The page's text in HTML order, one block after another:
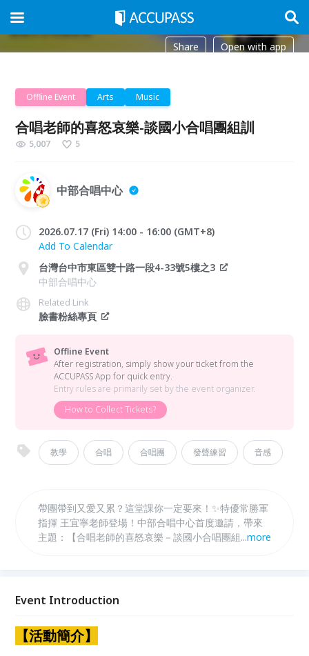
Share Open with app
Offline Event Arts Music
合唱老師的喜怒哀樂-談國小合唱團組訓
5,007 5
中部合唱中心
2026.07.17 (Fri) 14:00 - 16:00 (GMT+8)
Add To Calendar
台灣台中市東區雙十路一段4-33號5樓之3
中部合唱中心
Related Link
臉書粉絲專頁
Offline Event
After registration, simply show your ticket from the
ACCUPASS App for quick entry.
Entry rules are primarily set by the event organizer.
How to Collect Tickets?
教學 合唱 合唱團 發聲練習 音感
帶團帶到又愛又累？這堂課你一定要來！✨特優常勝軍
指揮 王宜寧老師登場！中部合唱中心首度邀請，帶來
主題：【合唱老師的喜怒哀樂－談國小合唱團組訓🎵】
全國特優，搭配活潑接地氣的教學風格，讓你一邊點頭
課都能幫你找回方向、補滿能量💪
...more
Event Introduction
【活動簡介】